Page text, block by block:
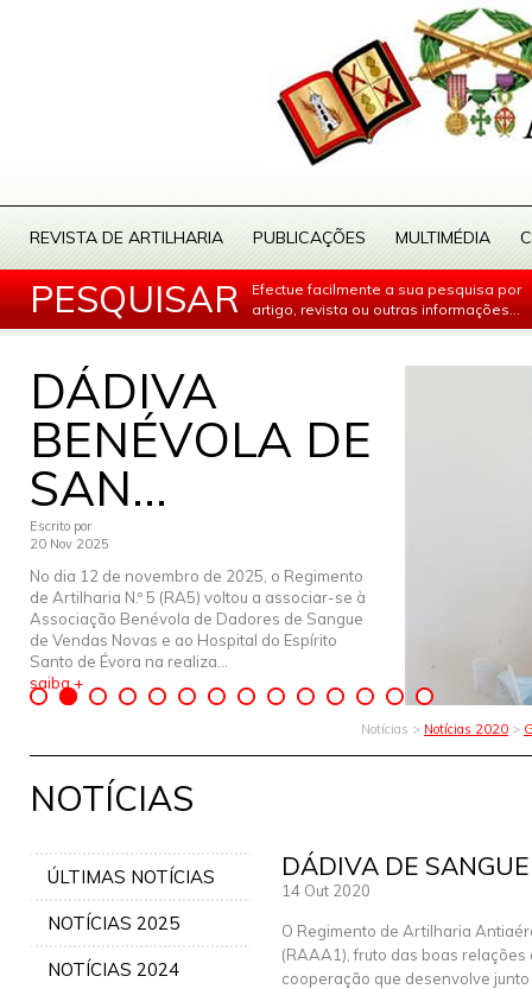
REVISTA DE ARTILHARIA PUBLICAÇÕES MULTIMÉDIA
PESQUISAR
Efectue facilmente a sua pesquisa por
artigo, revista ou outras informações...
DÁDIVA
BENÉVOLA DE
SAN...
Escrito por
20 Nov 2025
No dia 12 de novembro de 2025, o Regimento
de Artilharia N.º 5 (RA5) voltou a associar-se à
Associação Benévola de Dadores de Sangue
de Vendas Novas e ao Hospital do Espírito
Santo de Évora na realiza...
saiba +
Notícias > Notícias 2020 >
NOTÍCIAS
ÚLTIMAS NOTÍCIAS
NOTÍCIAS 2025
NOTÍCIAS 2024
DÁDIVA DE
14 Out 2020
O Regimento de Artilharia
(RAAA1), fruto das boas relações
cooperação que desenvolve